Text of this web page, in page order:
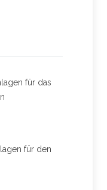
für das
für den